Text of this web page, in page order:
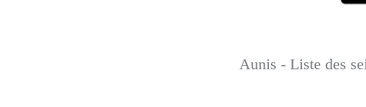
Aunis - Liste des